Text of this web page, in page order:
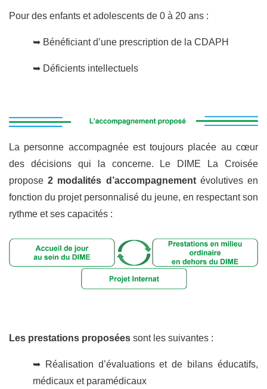
Pour des enfants et adolescents de 0 à 20 ans :
➥ Bénéficiant d’une prescription de la CDAPH
➥ Déficients intellectuels
La personne accompagnée est toujours placée au cœur
des décisions qui la concerne. Le DIME La Croisée
propose2 modalités d’accompagnement évolutives en
fonction du projet personnalisé du jeune, en respectant son
rythme et ses capacités :
Les prestations proposées sont les suivantes :
➥ Réalisation d’évaluations et de bilans éducatifs,
médicaux et paramédicaux